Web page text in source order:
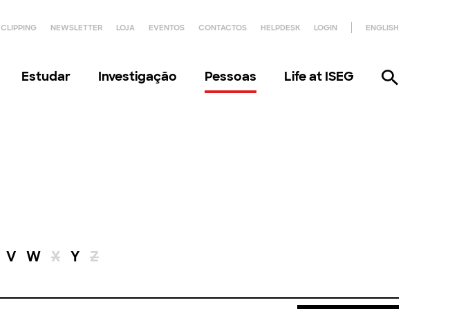
CLIPPING NEWSLETTER LOJA EVENTOS CONTACTOS HELPDESK LOGIN ENGLISH
Estudar Investigação Pessoas Life at ISEG
V W X Y Z